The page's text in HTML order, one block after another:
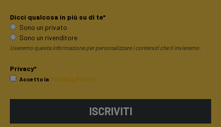
Dicci qualcosa in più su di te*
Sono un privato
Sono un rivenditore
Useremo questa informazione per personalizzare i contenuti che ti invieremo.
Privacy*
Accetto la Privacy Policy
ISCRIVITI